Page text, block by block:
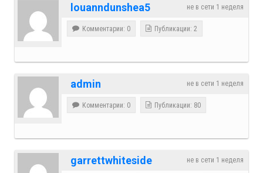
не в сети 1 неделя
louanndunshea5
Комментарии: 0 Публикации: 2
не в сети 1 неделя
admin
Комментарии: 0 Публикации: 80
не в сети 1 неделя
garrettwhiteside